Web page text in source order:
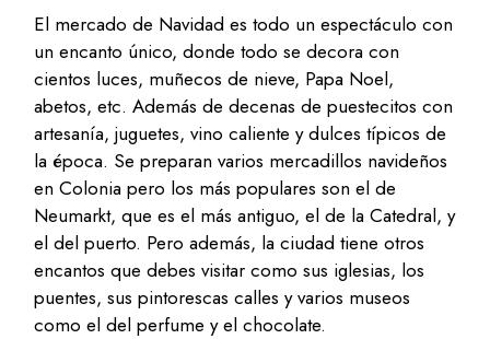
El mercado de Navidad es todo un espectáculo con
un encanto único, donde todo se decora con
cientos luces, muñecos de nieve, Papa Noel,
abetos, etc. Además de decenas de puestecitos con
artesanía, juguetes, vino caliente y dulces típicos de
la época. Se preparan varios mercadillos navideños
en Colonia pero los más populares son el de
Neumarkt, que es el más antiguo, el de la Catedral, y
el del puerto. Pero además, la ciudad tiene otros
encantos que debes visitar como sus iglesias, los
puentes, sus pintorescas calles y varios museos
como el del perfume y el chocolate.